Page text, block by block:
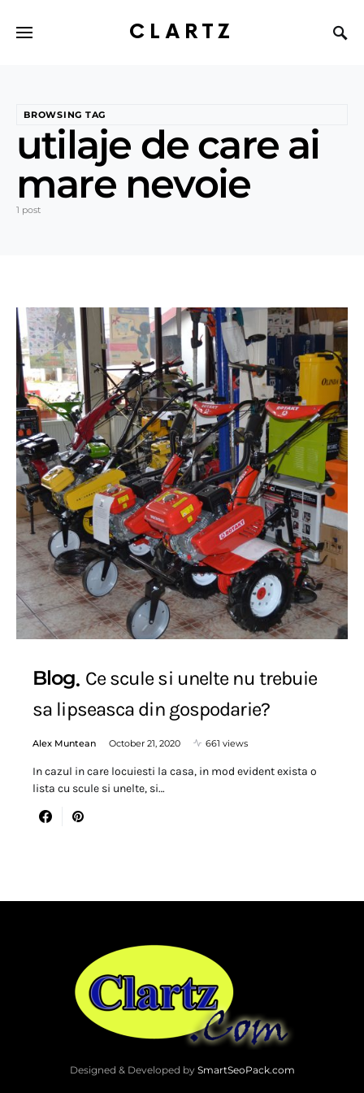
CLARTZ
BROWSING TAG
utilaje de care ai
mare nevoie
1 post
Blog Ce scule si unelte nu trebuie
sa lipseasca din gospodarie?
Alex Muntean October 21, 2020 661 views
In cazul in care locuiesti la casa, in mod evident exista o
lista cu scule si unelte, si…
Designed & Developed by SmartSeoPack.com